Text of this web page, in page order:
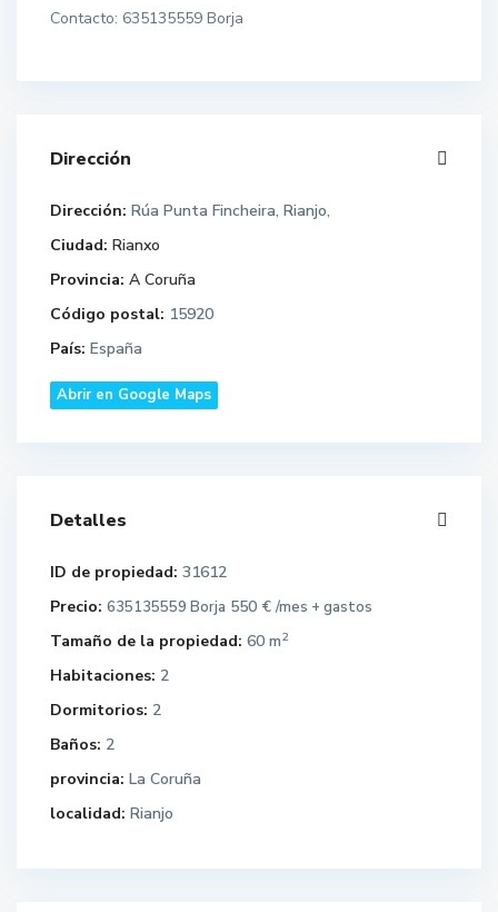
Contacto: 635135559 Borja
Dirección
Dirección: Rúa Punta Fincheira, Rianjo,
Ciudad: Rianxo
Provincia: A Coruña
Código postal: 15920
País: España
Abrir en Google Maps
Detalles
ID de propiedad: 31612
Precio: 635135559 Borja 550 € /mes + gastos
Tamaño de la propiedad: 60 m2
Habitaciones: 2
Dormitorios: 2
Baños: 2
provincia: La Coruña
localidad: Rianjo